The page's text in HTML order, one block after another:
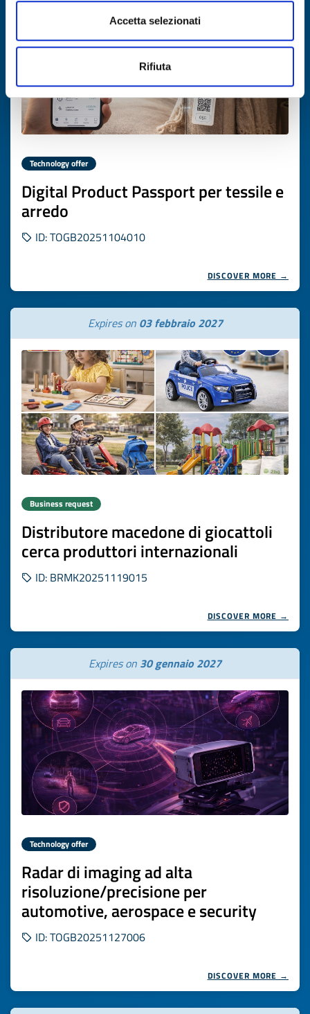
Accetta selezionati
Rifiuta
Technology offer
Digital Product Passport per tessile e
arredo
ID: TOGB20251104010
DISCOVER MORE →
Expires on 03 febbraio 2027
Business request
Distributore macedone di giocattoli
cerca produttori internazionali
ID: BRMK20251119015
DISCOVER MORE →
Expires on 30 gennaio 2027
Technology offer
Radar di imaging ad alta
risoluzione/precisione per
automotive, aerospace e security
ID: TOGB20251127006
DISCOVER MORE →